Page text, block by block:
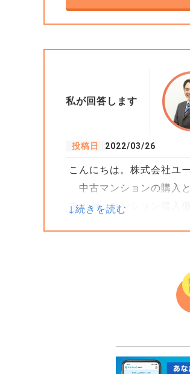
私が回答します
投稿日 2022/03/26
こんにちは。株式会社ユ
中古マンションの購入
ですが、マンション購入
者(不動産業者？)との契
を支払済ということであ
うことになる可能性が高
も考えられますが、リフ
返してもらってとなるの